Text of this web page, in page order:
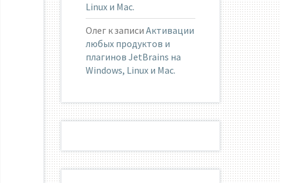
Linux и Mac.
Олегк записи Активации
любых продуктов и
плагинов JetBrains на
Windows, Linux и Mac.